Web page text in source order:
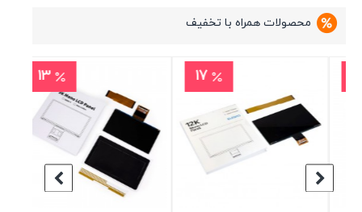
محصولات همراه با تخفیف
13
11